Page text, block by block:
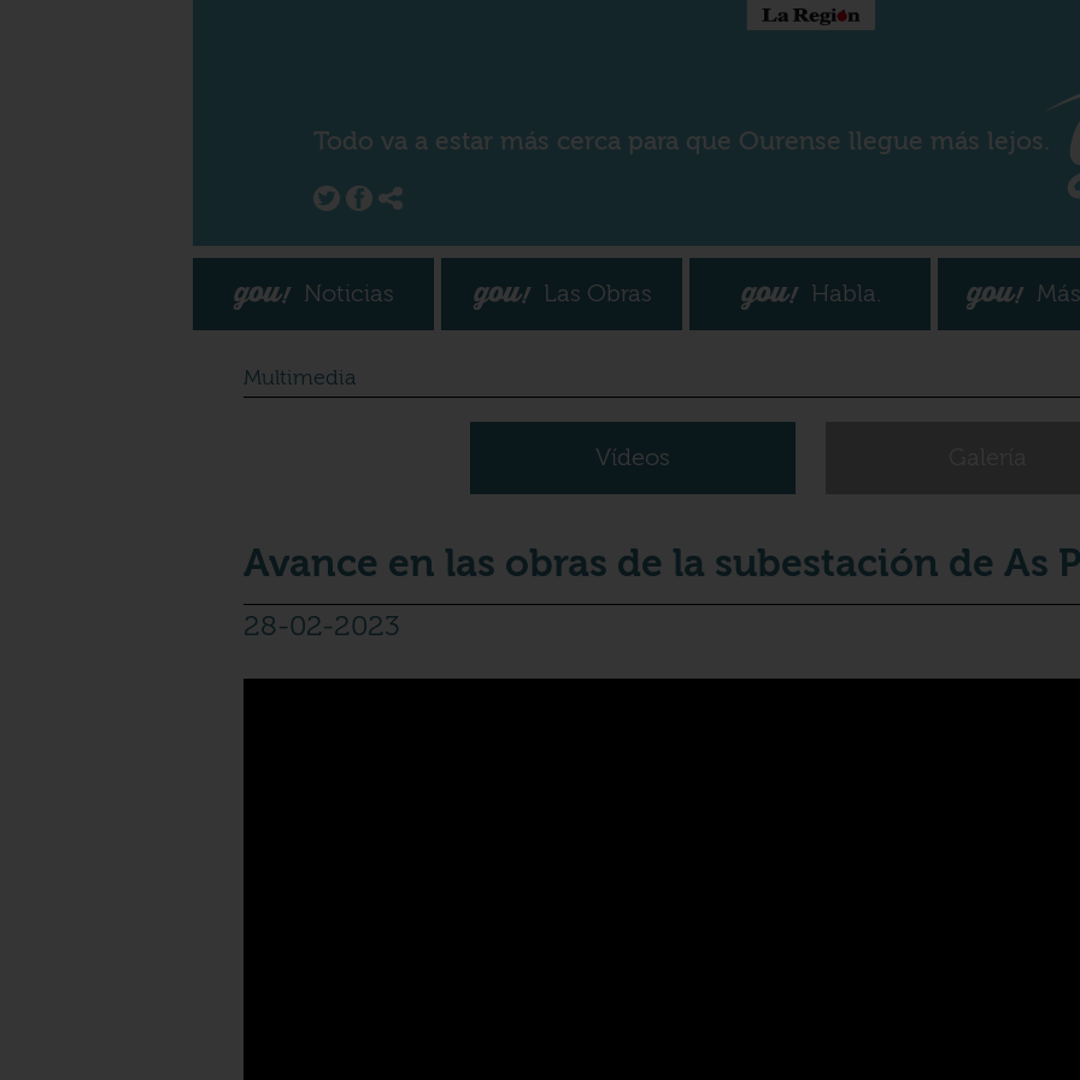
Todo va a estar más cerca para que Ourense llegue más lejos.
Noticias Las Obras Habla.
Multimedia
Vídeos
Avance en las obras de la subestación de As
28-02-2023